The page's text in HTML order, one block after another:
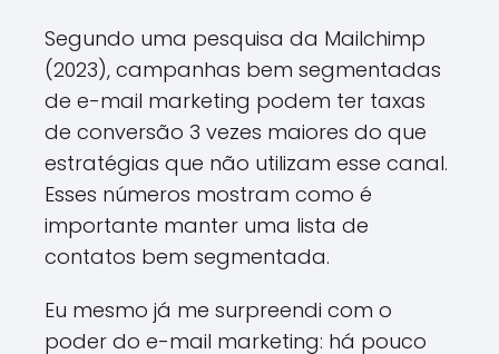
Segundo uma pesquisa da Mailchimp
(2023), campanhas bem segmentadas
de e-mail marketing podem ter taxas
de conversão 3 vezes maiores do que
estratégias que não utilizam esse canal.
Esses números mostram como é
importante manter uma lista de
contatos bem segmentada.
Eu mesmo já me surpreendi com o
poder do e-mail marketing: há pouco